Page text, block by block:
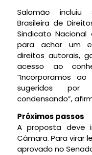
Salomão incluiu
Brasileira de
Sindicato Nacional
para achar um
direitos autorais,
acesso ao
“Incorporamos
sugeridos por
condensando”,
Próximos passos
A proposta deve
Câmara. Para virar
aprovado no